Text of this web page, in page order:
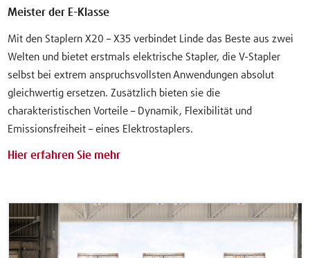
Meister der E-Klasse
Mit den Staplern X20 – X35 verbindet Linde das Beste aus zwei
Welten und bietet erstmals elektrische Stapler, die V-Stapler
selbst bei extrem anspruchsvollsten Anwendungen absolut
gleichwertig ersetzen. Zusätzlich bieten sie die
charakteristischen Vorteile – Dynamik, Flexibilität und
Emissionsfreiheit – eines Elektrostaplers.
Hier erfahren Sie mehr